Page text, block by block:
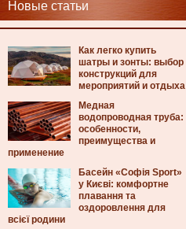
Новые статьи
Как легко купить
шатры и зонты: выбор
конструкций для
мероприятий и отдыха
Медная
водопроводная труба:
особенности,
преимущества и
применение
Басейн «Софія Sport»
у Києві: комфортне
плавання та
оздоровлення для
всієї родини